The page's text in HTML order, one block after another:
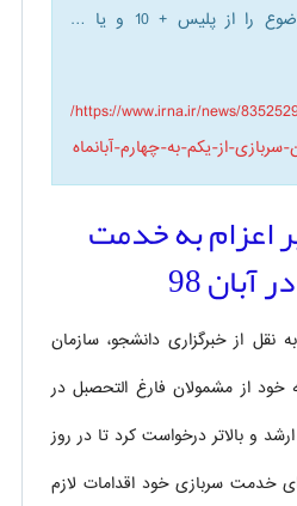
توصیه می کنیم این موضوع را از پلیس + 10 و یا …
https://www.irna.ir/news/83525296/
سربازی-از-یکم-به-چهارم-آبانماه
اعزام به خدمت
98
نقل از خبرگزاری دانشجو، سازمان
خود از مشمولان فارغ التحصبل در
و بالاتر درخواست کرد تا در روز
مورخ 98/08/01 برای خدمت سربازی خود اقدامات لازم